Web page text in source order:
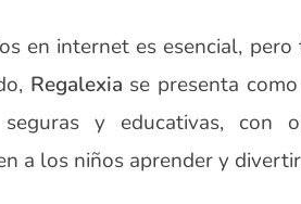
en internet es esencial,
Regalexia se presenta
seguras y educativas, con
a los niños aprender y